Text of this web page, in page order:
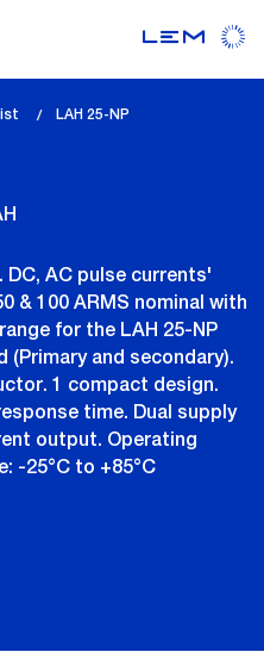
lem_current_page
LAH 25-NP
AC pulse currents'
& 100 ARMS nominal with
for the LAH 25-NP
(Primary and secondary).
1 compact design.
time. Dual supply
output. Operating
-25°C to +85°C